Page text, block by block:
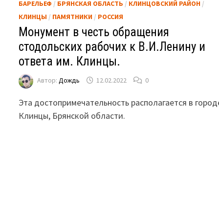
БАРЕЛЬЕФ / БРЯНСКАЯ ОБЛАСТЬ / КЛИНЦОВСКИЙ РАЙОН /
КЛИНЦЫ / ПАМЯТНИКИ / РОССИЯ
Монумент в честь обращения
стодольских рабочих к В.И.Ленину и
ответа им. Клинцы.
Автор:Дождь 12.02.2022 0
Эта достопримечательность располагается в
Клинцы, Брянской области.